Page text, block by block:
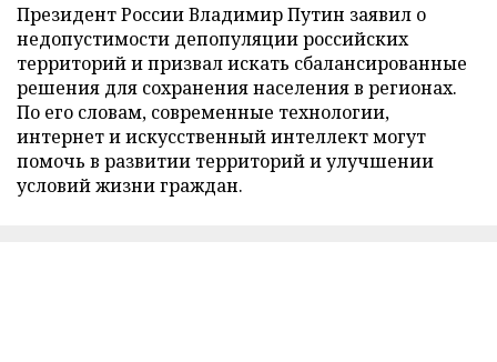
Президент России Владимир Путин заявил о
недопустимости депопуляции российских
территорий и призвал искать сбалансированные
решения для сохранения населения в регионах.
По его словам, современные технологии,
интернет и искусственный интеллект могут
помочь в развитии территорий и улучшении
условий жизни граждан.